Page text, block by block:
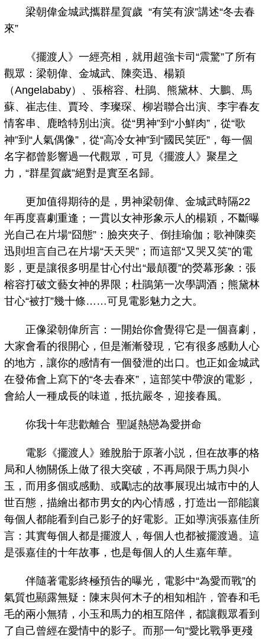
梁朝偉金城武攜群星賀歲 “有笑有淚”講述“冬去春
來”
《擺渡人》一經亮相，就用超強卡司“震驚”了所有
觀眾：梁朝偉、金城武、陳奕迅、楊穎
（Angelababy）、張榕容、杜鵑、熊黛林、大鵬、馬
蘇、崔志佳、賈玲、李璨琛、柳岩聯合出演、李宇春友
情客串、鹿晗特別出演。從“男神”到“小鮮肉”，從“歌
神”到“人氣偶像”，從“高冷女神”到“國民笑匠”，每一個
名字都曾影響過一代觀眾，可見《擺渡人》聚星之
力，“群星賀歲”絕對是實至名歸。
更加值得期待的是，男神梁朝偉、金城武時隔22
年再度喜劇重逢；一貫以女神形象示人的楊穎，不斷曝
光自己在片場“囧態”：臉夾夾子、倒挂瑜伽；歌神陳奕
迅則坦言自己在片場“天天哭”；而這部“又哭又笑”的電
影，更是讓很多明星甘心付出“最顛覆”的熒幕形象：張
榕容打破文藝女神的界限；杜鵑第一次學調酒；熊黛林
甘心“被打”幾十條……可見電影魅力之大。
正像梁朝偉所言：一開始你會覺得它是一個喜劇，
大家會看的很開心，但是漸漸發現，它有很多感動人心
的地方，讓你的感情有一個發泄的出口。也正如金城武
在發佈會上寫下的“冬去春來”，這部笑中帶淚的電影，
會給人一種成長的味道，抵抗嚴冬，迎接春風。
你我十年悲歡離合 聖誕熱戀為愛拼命
電影《擺渡人》雖脫胎于原著小説，但在故事的格
局和人物關係上做了很大突破，不再局限于馬力與小
玉，而用多個或感動、或勵志的故事展現出城市中的人
世百態，描繪出都市男女的內心情感，打造出一部能讓
每個人都能看到自己影子的好電影。正如導演張嘉佳所
言：其實每個人都是擺渡人，每個人也都被擺渡過。這
是張嘉佳的十年故事，也是每個人的人生嘉年華。
伴隨著電影終極預告的曝光，電影中“為愛而戰”的
氣質也顯露無疑：陳末與何木子的相知相許，管春和毛
毛的兩小無猜，小玉和馬力的相互陪伴，都讓觀眾看到
了自己曾經在愛情中的影子。而那一句“愛比戰爭更殘